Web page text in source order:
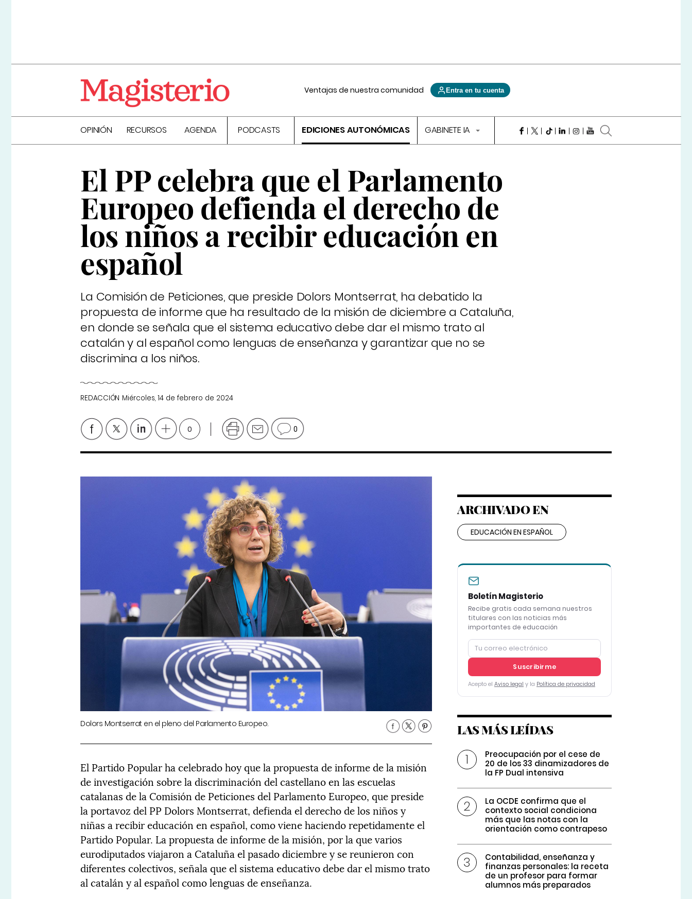
Ventajas de nuestra comunidad Entra en tu cuenta
OPINIÓN RECURSOS AGENDA PODCASTS EDICIONES AUTONÓMICAS GABINETE IA
El PP celebra que el Parlamento
Europeo defienda el derecho de
los niños a recibir educación en
español
La Comisión de Peticiones, que preside Dolors Montserrat, ha debatido la
propuesta de informe que ha resultado de la misión de diciembre a Cataluña,
en donde se señala que el sistema educativo debe dar el mismo trato al
catalán y al español como lenguas de enseñanza y garantizar que no se
discrimina a los niños.
REDACCIÓN Miércoles, 14 de febrero de 2024
0 0
Dolors Montserrat en el pleno del Parlamento Europeo.
El Partido Popular ha celebrado hoy que la propuesta de informe de la misión
de investigación sobre la discriminación del castellano en las escuelas
catalanas de la Comisión de Peticiones del Parlamento Europeo, que preside
la portavoz del PP Dolors Montserrat, defienda el derecho de los niños y
niñas a recibir educación en español, como viene haciendo repetidamente el
Partido Popular. La propuesta de informe de la misión, por la que varios
eurodiputados viajaron a Cataluña el pasado diciembre y se reunieron con
diferentes colectivos, señala que el sistema educativo debe dar el mismo trato
al catalán y al español como lenguas de enseñanza.
ARCHIVADO EN
EDUCACIÓN EN ESPAÑOL
Boletín Magisterio
Recibe gratis cada semana nuestros
titulares con las noticias más
importantes de educación
Suscribirme
Acepto el Aviso legal y la Política de privacidad
LAS MÁS LEÍDAS
Preocupación por el cese de
20 de los 33 dinamizadores de
la FP Dual intensiva
La OCDE confirma que el
contexto social condiciona
más que las notas con la
orientación como contrapeso
Contabilidad, enseñanza y
finanzas personales: la receta
de un profesor para formar
alumnos más preparados